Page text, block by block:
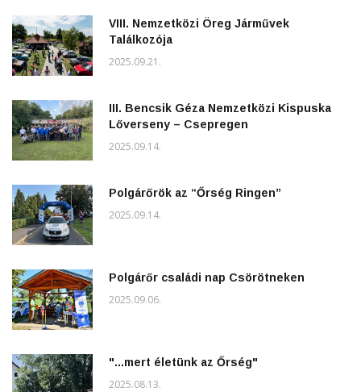
VIII. Nemzetközi Öreg Járművek
Találkozója
2025.09.21.
III. Bencsik Géza Nemzetközi Kispuska
Lőverseny – Csepregen
2025.09.14.
Polgárőrök az “Őrség Ringen”
2025.09.14.
Polgárőr családi nap Csörötneken
2025.09.06.
"...mert életünk az Őrség"
2025.08.13.